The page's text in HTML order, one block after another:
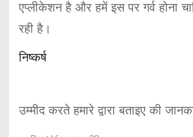
एप्लीकेशन है और हमें इस पर गर्व होना
रही है।
निष्कर्ष
उम्मीद करते हमारे द्वारा बताइए की